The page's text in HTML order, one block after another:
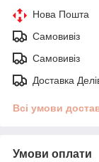
Нова Пошта
Самовивіз
Самовивіз
Доставка
Всі умови
Умови оплати